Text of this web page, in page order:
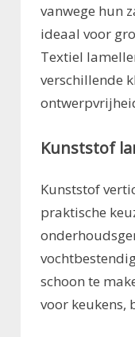
vanwege hun
ideaal voor
Textiel
verschillende
Kunststof
Kunststof
praktische
schoon te
voor keukens,